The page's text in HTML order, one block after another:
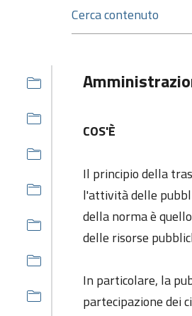
COS'È
Il principio della
l'attività delle
della norma è
delle risorse
In particolare, la
partecipazione dei